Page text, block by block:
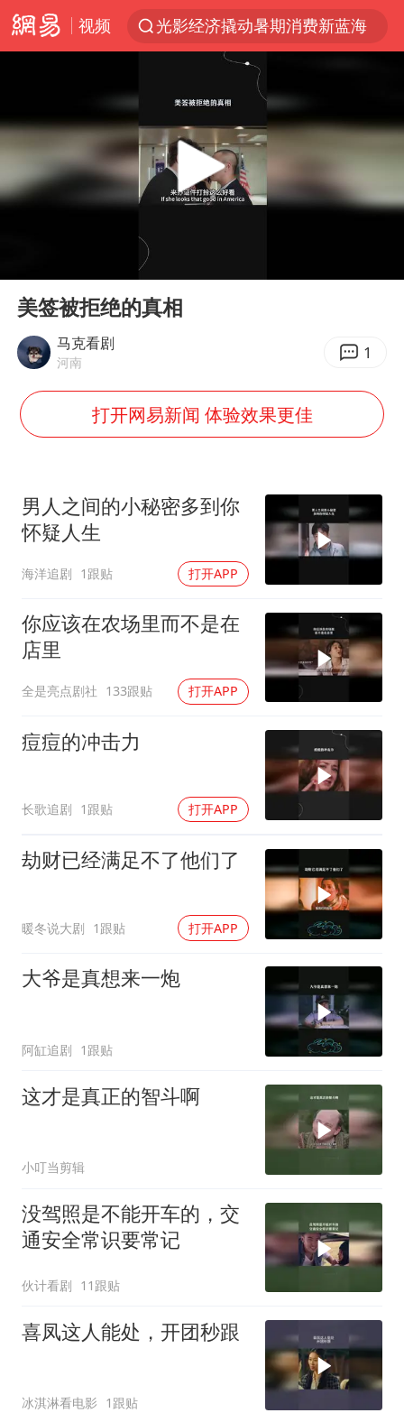
视频
光影经济撬动暑期消费新蓝海
央视新主播李秋莹孙亚鹏亮相
商场现钱学森巨幅海报 负责人回应
情侣平潭拍日出坠崖1死1伤
夏日经济乘“热”而上 消费市场向“新”而行
白海豚将正面袭击贯穿浙江
黄金牛市回来了吗
酒店花洒现排泄物住客索赔遭拒
杭州全市有序停课
乐享全民健身 共筑健康中国
Play
美签被拒绝的真相
马克看剧
河南 1
打开网易新闻 体验效果更佳
男人之间的小秘密多到你
怀疑人生
海洋追剧 1跟贴 打开APP
你应该在农场里而不是在
店里
全是亮点剧社 133跟贴 打开APP
痘痘的冲击力
长歌追剧 1跟贴 打开APP
劫财已经满足不了他们了
暖冬说大剧 1跟贴 打开APP
大爷是真想来一炮
阿缸追剧 1跟贴
这才是真正的智斗啊
小叮当剪辑
没驾照是不能开车的，交
通安全常识要常记
伙计看剧 11跟贴
喜凤这人能处，开团秒跟
冰淇淋看电影 1跟贴